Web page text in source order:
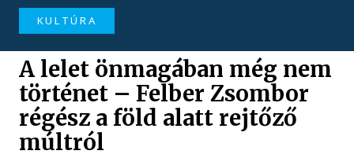
KULTÚRA
A lelet önmagában még nem
történet – Felber Zsombor
régész a föld alatt rejtőző
múltról